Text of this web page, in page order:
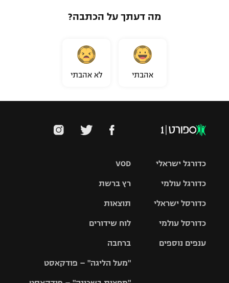
מה דעתך על הכתבה?
אהבתי לא אהבתי
VOD
רץ ברשת
תוצאות
לוח שידורים
ברחבה
"מעל הליגה" – פודקאסט
כדורגל ישראלי
גביע הטוטו
כדורגל עולמי
האלופות
ליגה
כדורסל ישראלי
סל
כדורסל עולמי
ענפים נוספים